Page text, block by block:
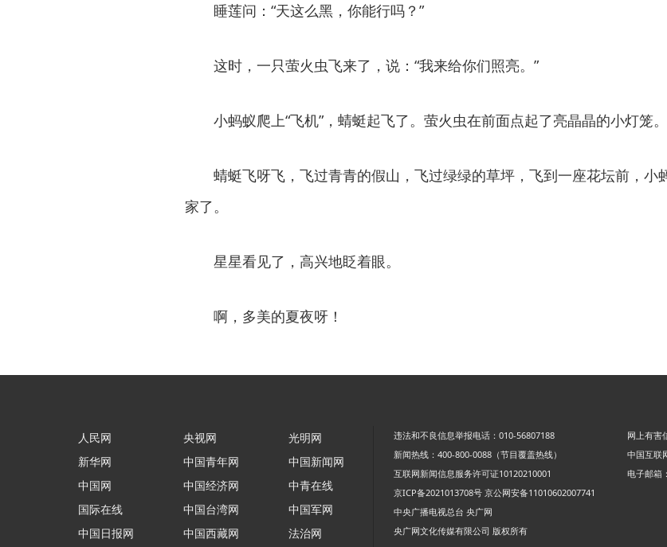
睡莲问：“天这么黑，你能行吗？”
这时，一只萤火虫飞来了，说：“我来给你们照亮。”
小蚂蚁爬上“飞机”，蜻蜓起飞了。萤火虫在前面点起了亮晶晶的小灯笼。
蜻蜓飞呀飞，飞过青青的假山，飞过绿绿的草坪，飞到一座花坛前，小
家了。
星星看见了，高兴地眨着眼。
啊，多美的夏夜呀！
人民网
新华网
中国网
国际在线
中国日报网
央视网
中国青年网
中国经济网
中国台湾网
中国西藏网
光明网
中国新闻网
中青在线
中国军网
法治网
违法和不良信息举报电话：010-56807188
网上有害
新闻热线：400-800-0088（节目覆盖热线）
中国互联
互联网新闻信息服务许可证10120210001
电子邮箱
京ICP备2021013708号 京公网安备11010602007741
中央广播电视总台 央广网
央广网文化传媒有限公司 版权所有